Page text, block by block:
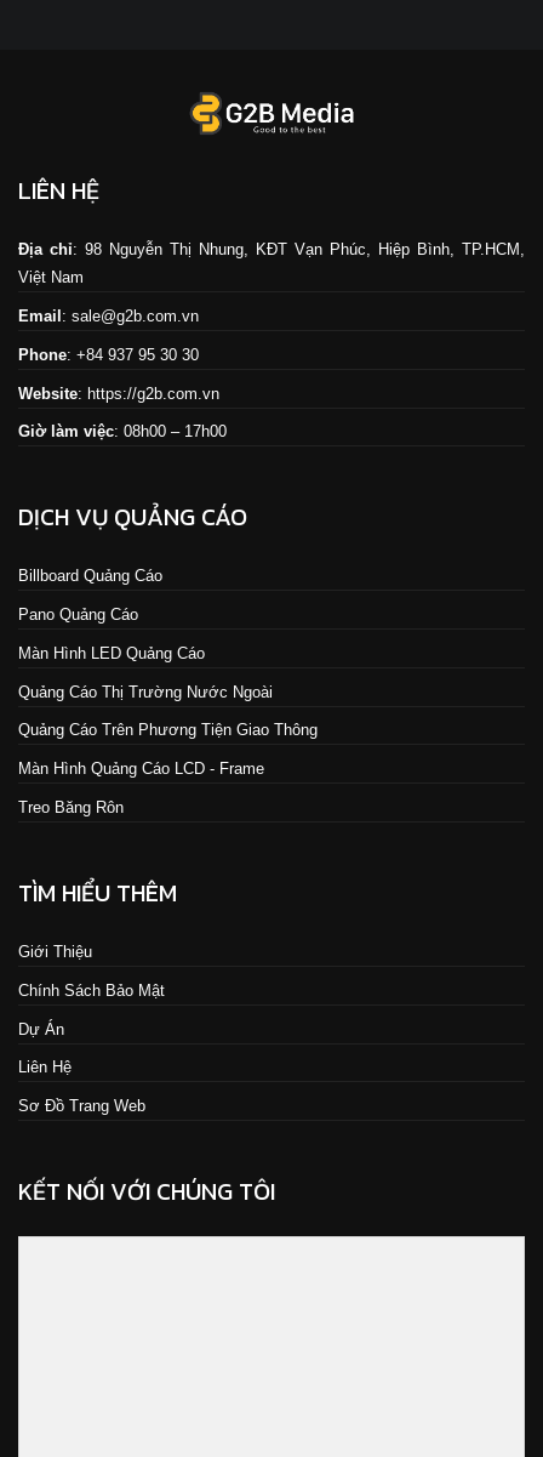
LIÊN HỆ
Địa chỉ: 98 Nguyễn Thị Nhung, KĐT Vạn Phúc, Hiệp Bình, TP.HCM,
Việt Nam
Email : sale@g2b.com.vn
Phone: +84 937 95 30 30
Website: https://g2b.com.vn
Giờ làm việc: 08h00 – 17h00
DỊCH VỤ QUẢNG CÁO
Billboard Quảng Cáo
Pano Quảng Cáo
Màn Hình LED Quảng Cáo
Quảng Cáo Thị Trường Nước Ngoài
Quảng Cáo Trên Phương Tiện Giao Thông
Màn Hình Quảng Cáo LCD - Frame
Treo Băng Rôn
TÌM HIỂU THÊM
Giới Thiệu
Chính Sách Bảo Mật
Dự Án
Liên Hệ
Sơ Đồ Trang Web
KẾT NỐI VỚI CHÚNG TÔI